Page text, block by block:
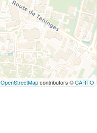
OpenStreetMapcontributors ©CARTO